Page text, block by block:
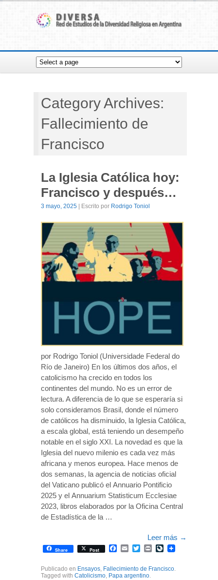
Category Archives:
Fallecimiento de
Francisco
La Iglesia Católica hoy:
Francisco y después…
3 mayo, 2025 | Escrito por Rodrigo Toniol
por Rodrigo Toniol (Universidade Federal do
Río de Janeiro) En los últimos dos años, el
catolicismo ha crecido en todos los
continentes del mundo. No es un error de
lectura. A diferencia de lo que se esperaría si
solo consideramos Brasil, donde el número
de católicos ha disminuido, la Iglesia Católica,
a escala global, está teniendo un desempeño
notable en el siglo XXI. La novedad es que la
Iglesia del nuevo milenio es cada vez más
africana y menos europea. Hace menos de
dos semanas, la agencia de noticias oficial
del Vaticano publicó el Annuario Pontificio
2025 y el Annuarium Statisticum Ecclesiae
2023, libros elaborados por la Oficina Central
de Estadística de la …
Leer más →
Share Post Facebook
EmailTwitterPrintLiveJournal
Publicado en Ensayos, Fallecimiento de Francisco.
Tagged with Catolicismo, Papa argentino.